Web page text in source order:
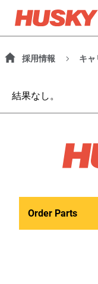
採用情報 キャ
結果なし。
Order Parts